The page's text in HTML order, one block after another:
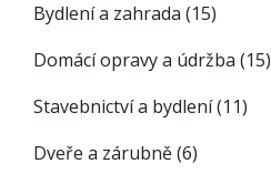
Bydlení a zahrada (15)
Domácí opravy a údržba (15)
Stavebnictví a bydlení(11)
Dveře a zárubně(6)